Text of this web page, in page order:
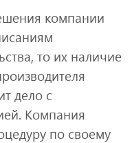
компании
то их наличие
дело с
Компания
по своему